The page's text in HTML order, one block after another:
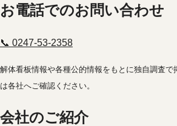
お電話でのお問い合わせ
📞 0247-53-2358
解体看板情報や各種公的情報をもとに独自調査で
は各社へご確認ください。
会社のご紹介